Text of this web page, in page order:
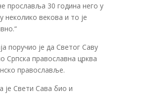
прославља 30 година него у
неколико векова и то је
поручио је да Светог Саву
Српска православна црква
православље.
је Свети Сава био и